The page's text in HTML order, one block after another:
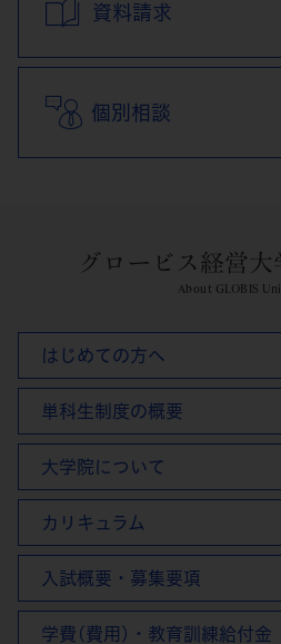
資料請求
個別相談
グロービス経営
About GLOBIS
はじめての方へ
単科生制度の概要
大学院について
カリキュラム
入試概要・募集要項
学費(費用)・教育訓練給付金